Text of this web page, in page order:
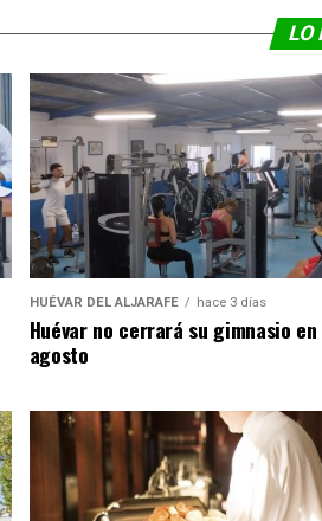
LO
HUÉVAR DEL ALJARAFE hace 3 días
Huévar no cerrará su gimnasio en
agosto